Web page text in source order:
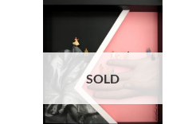
SOLD